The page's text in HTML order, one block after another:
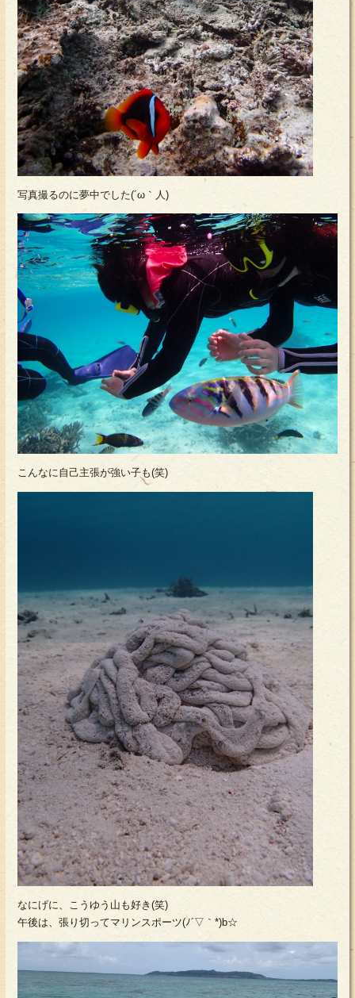
写真撮るのに夢中でした(´ω｀人)
こんなに自己主張が強い子も(笑)
なにげに、こうゆう山も好き(笑)
午後は、張り切ってマリンスポーツ(ﾉ´▽｀*)b☆